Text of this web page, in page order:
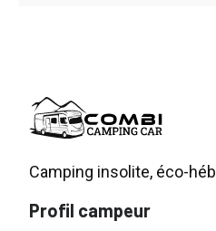
Camping insolite, éco-
Profil campeur